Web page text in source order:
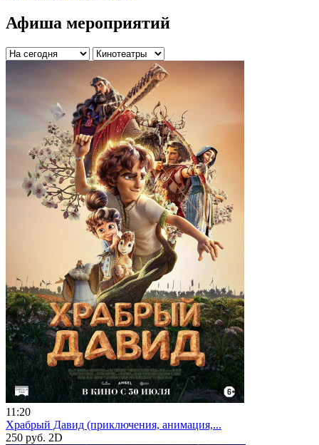
Афиша мероприятий
11:20
Храбрый Давид (приключения, анимация,...
250 руб. 2D